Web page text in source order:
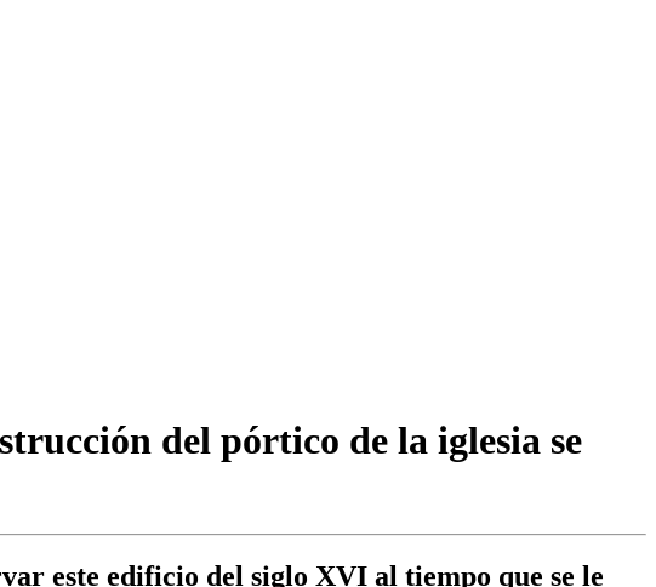
del pórtico de la iglesia se
este edificio del siglo XVI al tiempo que se le